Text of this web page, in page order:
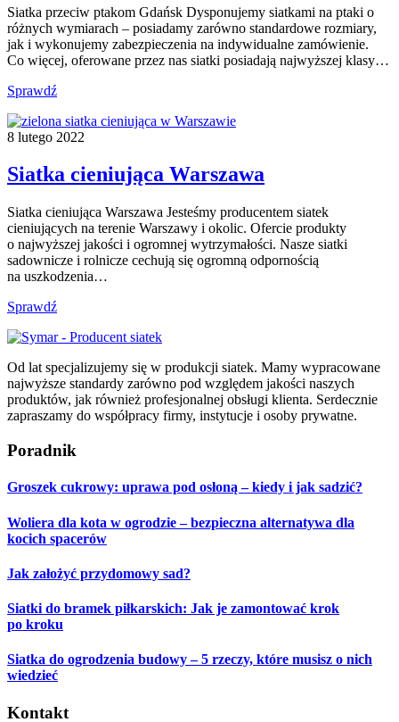
Siatka przeciw ptakom Gdańsk Dysponujemy siatkami na ptaki o
różnych wymiarach – posiadamy zarówno standardowe rozmiary,
jak i wykonujemy zabezpieczenia na indywidualne zamówienie.
Co więcej, oferowane przez nas siatki posiadają najwyższej klasy…
Sprawdź
8 lutego 2022
Siatka cieniująca Warszawa
Siatka cieniująca Warszawa Jesteśmy producentem siatek
cieniujących na terenie Warszawy i okolic. Ofercie produkty
o najwyższej jakości i ogromnej wytrzymałości. Nasze siatki
sadownicze i rolnicze cechują się ogromną odpornością
na uszkodzenia…
Sprawdź
Od lat specjalizujemy się w produkcji siatek. Mamy wypracowane
najwyższe standardy zarówno pod względem jakości naszych
produktów, jak również profesjonalnej obsługi klienta. Serdecznie
zapraszamy do współpracy firmy, instytucje i osoby prywatne.
Poradnik
Groszek cukrowy: uprawa pod osłoną – kiedy i jak sadzić?
Woliera dla kota w ogrodzie – bezpieczna alternatywa dla
kocich spacerów
Jak założyć przydomowy sad?
Siatki do bramek piłkarskich: Jak je zamontować krok
po kroku
Siatka do ogrodzenia budowy – 5 rzeczy, które musisz o nich
wiedzieć
Kontakt